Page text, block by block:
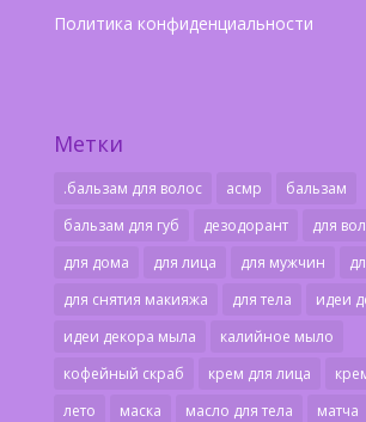
Политика конфиденциальности
Метки
.бальзам для волос асмр
бальзам
бальзам для губ
дезодорант для
для дома
для лица для мужчин
для снятия макияжа
для тела
идеи
идеи декора мыла
калийное мыло
кофейный скраб
крем для лица
лето
маска масло для тела матча